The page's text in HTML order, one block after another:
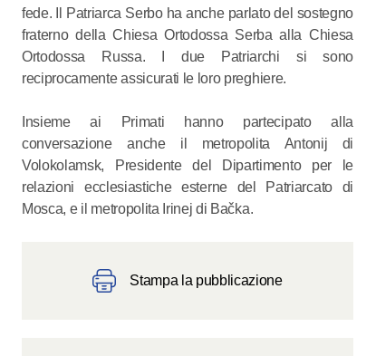
fede. Il Patriarca Serbo ha anche parlato del sostegno
fraterno della Chiesa Ortodossa Serba alla Chiesa
Ortodossa Russa. I due Patriarchi si sono
reciprocamente assicurati le loro preghiere.
Insieme ai Primati hanno partecipato alla
conversazione anche il metropolita Antonij di
Volokolamsk, Presidente del Dipartimento per le
relazioni ecclesiastiche esterne del Patriarcato di
Mosca, e il metropolita Irinej di Bačka.
Stampa la pubblicazione